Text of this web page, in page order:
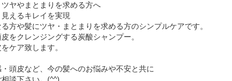
ヤやまとまりを求める方へ
えるキレイを実現
方や髪にツヤ・まとまりを求める方のシンプルケアです。
をクレンジングする炭酸シャンプー。
ケア致します。
頭皮など、今の髪へのお悩みや不安と共に
談下さい。(^^)